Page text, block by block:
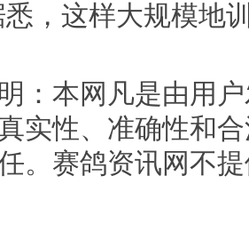
，这样大规模地
：本网凡是由用
实性、准确性和
。赛鸽资讯网不